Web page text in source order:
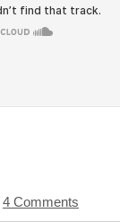
4 Comments